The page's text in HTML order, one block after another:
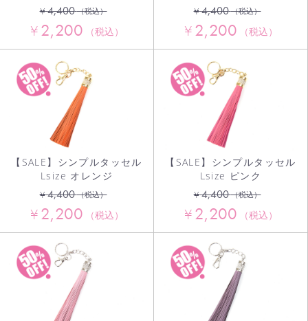
¥4,400 （税込）
¥2,200 （税込）
¥4,400 （税込）
¥2,200 （税込）
【SALE】シンプルタッセル
Lsize オレンジ
¥4,400 （税込）
¥2,200 （税込）
【SALE】シンプルタッセル
Lsize ピンク
¥4,400 （税込）
¥2,200 （税込）